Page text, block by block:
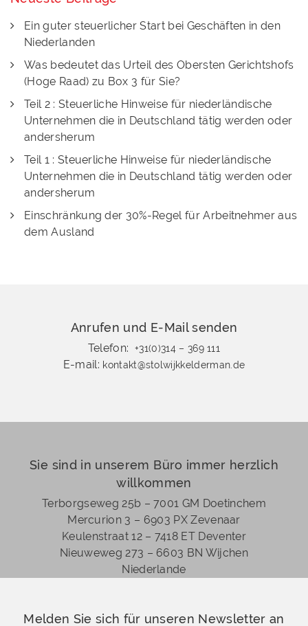
Ein guter steuerlicher Start bei Geschäften in den
Niederlanden
Was bedeutet das Urteil des Obersten Gerichtshofs
(Hoge Raad) zu Box 3 für Sie?
Teil 2 : Steuerliche Hinweise für niederländische
Unternehmen die in Deutschland tätig werden oder
andersherum
Teil 1 : Steuerliche Hinweise für niederländische
Unternehmen die in Deutschland tätig werden oder
andersherum
Einschränkung der 30%-Regel für Arbeitnehmer aus
dem Ausland
Anrufen und E-Mail senden
Telefon: +31(0)314 – 369 111
E-mail: kontakt@stolwijkkelderman.de
Sie sind in unserem Büro immer herzlich
willkommen
Terborgseweg 25b – 7001 GM Doetinchem
Mercurion 3 – 6903 PX Zevenaar
Keulenstraat 12 – 7418 ET Deventer
Nieuweweg 273 – 6603 BN Wijchen
Niederlande
Melden Sie sich für unseren Newsletter an